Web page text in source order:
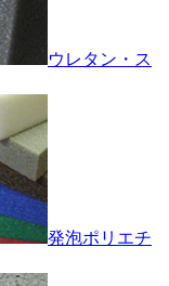
ウレタン・ス
発泡ポリエチ